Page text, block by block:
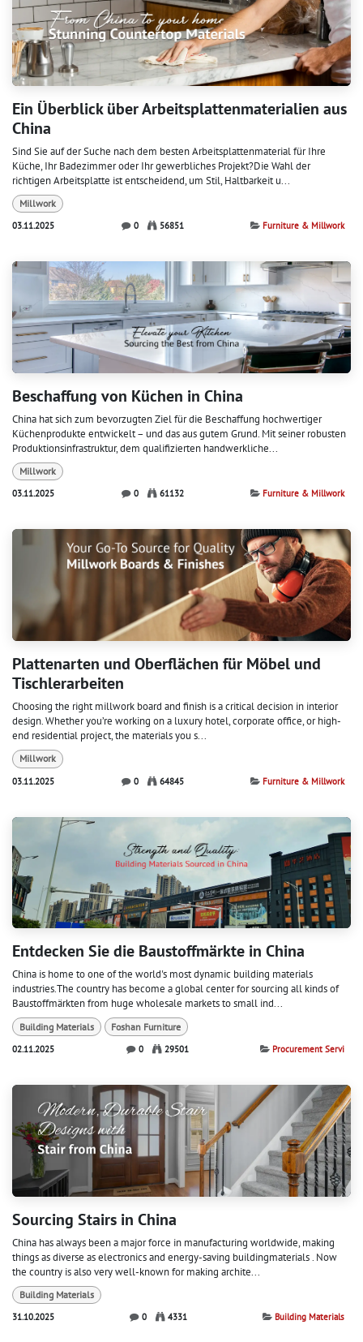
Ein Überblick über Arbeitsplattenmaterialien aus
China
Sind Sie auf der Suche nach dem besten Arbeitsplattenmaterial für Ihre
Küche, Ihr Badezimmer oder Ihr gewerbliches Projekt?Die Wahl der
richtigen Arbeitsplatte ist entscheidend, um Stil, Haltbarkeit u...
Millwork
03.11.2025
0 56851 Furniture & Millwork
Beschaffung von Küchen in China
China hat sich zum bevorzugten Ziel für die Beschaffung hochwertiger
Küchenprodukte entwickelt – und das aus gutem Grund. Mit seiner robusten
Produktionsinfrastruktur, dem qualifizierten handwerkliche...
Millwork
03.11.2025
0 61132 Furniture & Millwork
Plattenarten und Oberflächen für Möbel und
Tischlerarbeiten
Choosing the right millwork board and finish is a critical decision in interior
design. Whether you’re working on a luxury hotel, corporate office, or high-
end residential project, the materials you s...
Millwork
03.11.2025
0 64845 Furniture & Millwork
Entdecken Sie die Baustoffmärkte in China
China is home to one of the world's most dynamic building materials
industries.The country has become a global center for sourcing all kinds of
Baustoffmärkten from huge wholesale markets to small ind...
Building Materials
Foshan Furniture
02.11.2025
0 29501 Procurement Servi
Sourcing Stairs in China
China has always been a major force in manufacturing worldwide, making
things as diverse as electronics and energy-saving buildingmaterials . Now
the country is also very well-known for making archite...
Building Materials
31.10.2025
0 4331 Building Materials